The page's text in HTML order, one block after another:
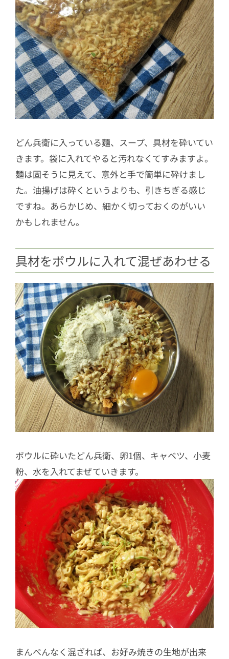
どん兵衛に入っている麺、スープ、具材を砕いてい
きます。袋に入れてやると汚れなくてすみますよ。
麺は固そうに見えて、意外と手で簡単に砕けまし
た。油揚げは砕くというよりも、引きちぎる感じ
ですね。あらかじめ、細かく切っておくのがいい
かもしれません。
具材をボウルに入れて混ぜあわせる
ボウルに砕いたどん兵衛、卵1個、キャベツ、小麦
粉、水を入れてまぜていきます。
まんべんなく混ざれば、お好み焼きの生地が出来